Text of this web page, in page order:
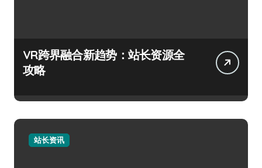
VR跨界融合新趋势：站长资源全
攻略
站长资讯